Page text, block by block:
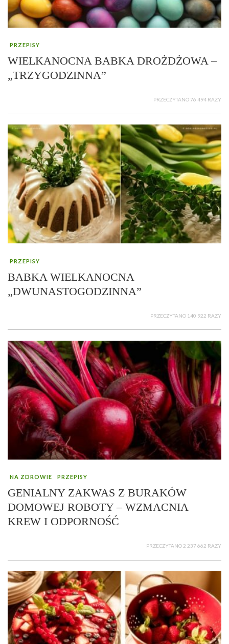
PRZEPISY
WIELKANOCNA BABKA DROŻDŻOWA –
„TRZYGODZINNA”
PRZECZYTANO 76 494 RAZY
PRZEPISY
BABKA WIELKANOCNA
„DWUNASTOGODZINNA”
PRZECZYTANO 140 922 RAZY
NA ZDROWIE PRZEPISY
GENIALNY ZAKWAS Z BURAKÓW
DOMOWEJ ROBOTY – WZMACNIA
KREW I ODPORNOŚĆ
PRZECZYTANO 2 237 662 RAZY